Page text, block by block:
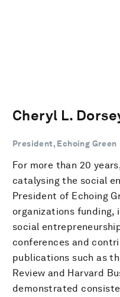
Cheryl L.
President, Echoing Green
For more than 20
catalysing the social
President of Echoing
organizations funding,
social
conferences and
publications such as
Review and Harvard
demonstrated